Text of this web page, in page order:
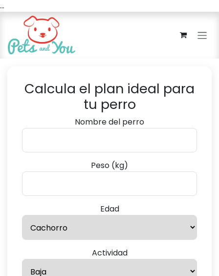
...
Ir al contenido
Calcula el plan ideal para
tu perro
Nombre del perro
Peso (kg)
Edad
Actividad